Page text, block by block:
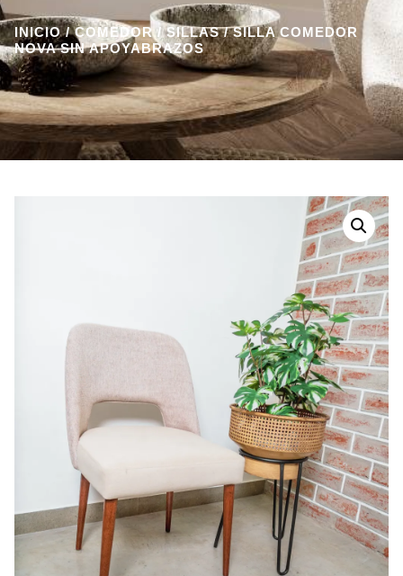
INICIO/COMEDOR /SILLAS/ SILLA COMEDOR
NOVA SIN APOYABRAZOS